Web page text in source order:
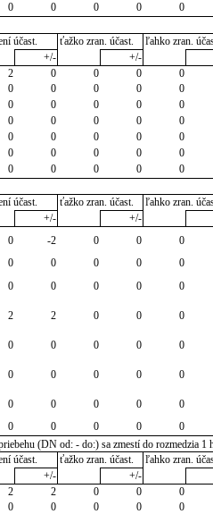
0 0 0 0 0
účast. ťažko zran. účast. ľahko zran.
+/- +/-
2 0 0 0 0
0 0 0 0 0
0 0 0 0 0
0 0 0 0 0
0 0 0 0 0
0 0 0 0 0
0 0 0 0 0
účast. ťažko zran. účast. ľahko zran.
+/- +/-
0 -2 0 0 0
0 0 0 0 0
0 0 0 0 0
2 2 0 0 0
0 0 0 0 0
0 0 0 0 0
0 0 0 0 0
0 0 0 0 0
(DN od: - do:) sa zmestí do rozmedzia 1
účast. ťažko zran. účast. ľahko zran.
+/- +/-
2 2 0 0 0
0 0 0 0 0